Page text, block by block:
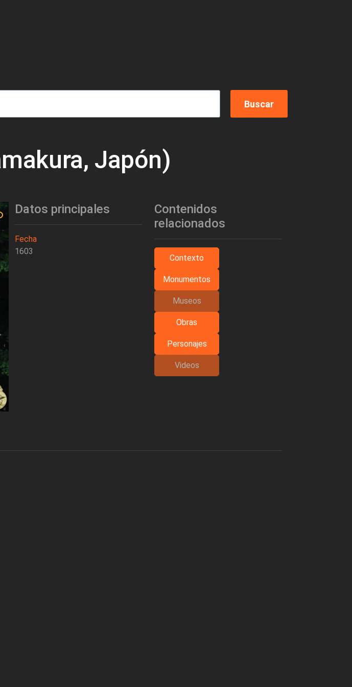
Japón)
Datos principales
Fecha
1603
Contenidos
relacionados
Contexto
Monumentos
Museos
Obras
Personajes
Videos